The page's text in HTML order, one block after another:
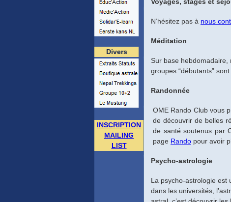
N’hésitez pas à nous
Méditation
Sur base
groupes “débutants”
Randonnée
OME Rando Club vous
de découvrir de belles
de santé soutenus par
page Rando pour avoir
Psycho-astrologie
La psycho-astrologie est
dans les universités,
Divers
INSCRIPTION
MAILING
LIST